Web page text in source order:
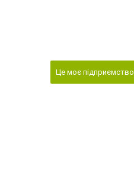
Це моє підприємство